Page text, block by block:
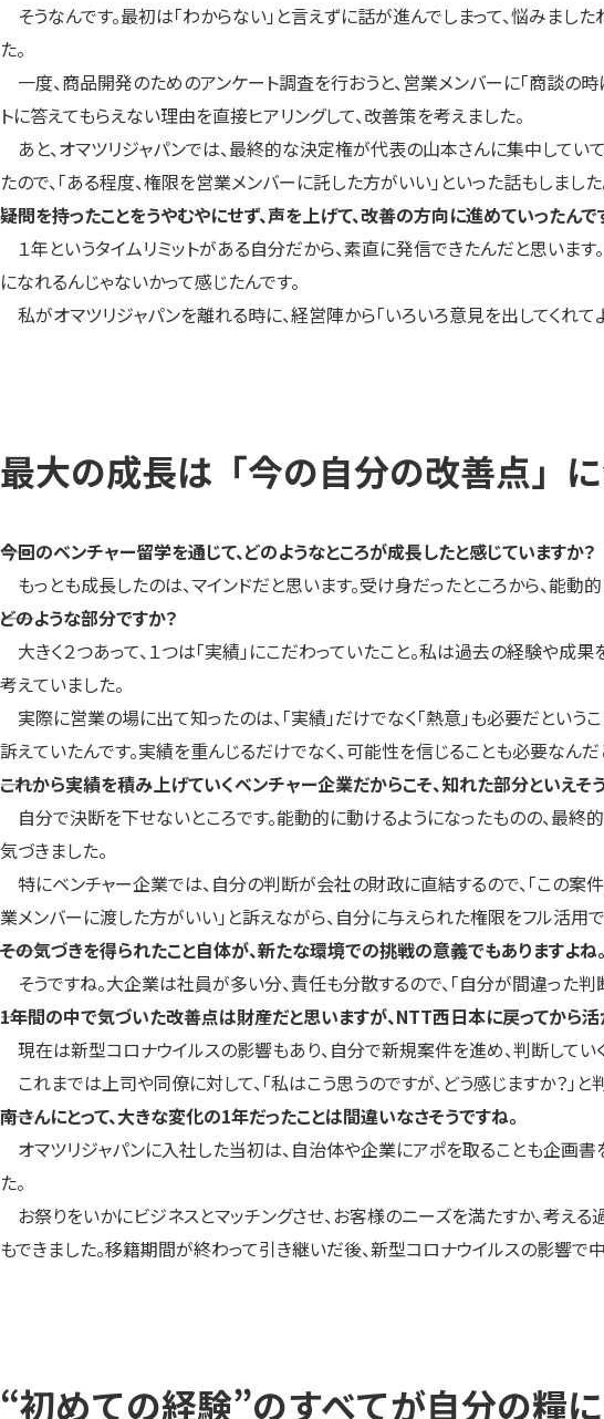
そうなんです。最初は「わからない」と言えずに話が進んでしまって、悩みまし
た。
一度、商品開発のためのアンケート調査を行おうと、営業メンバーに「商談の
トに答えてもらえない理由を直接ヒアリングして、改善策を考えました。
あと、オマツリジャパンでは、最終的な決定権が代表の山本さんに集中してい
たので、「ある程度、権限を営業メンバーに託した方がいい」といった話もしました
――疑問を持ったことをうやむやにせず、声を上げて、改善の方向に進めていったんで
１年というタイムリミットがある自分だから、素直に発信できたんだと思いま
になれるんじゃないかって感じたんです。
私がオマツリジャパンを離れる時に、経営陣から「いろいろ意見を出してくれ
最大の成長は「今の自分の改善点」
――今回のベンチャー留学を通じて、どのようなところが成長したと感じていますか？
もっとも成長したのは、マインドだと思います。受け身だったところから、能
――どのような部分ですか？
大きく２つあって、１つは「実績」にこだわっていたこと。私は過去の経験や成
考えていました。
実際に営業の場に出て知ったのは、「実績」だけでなく「熱意」も必要だという
訴えていたんです。実績を重んじるだけでなく、可能性を信じることも必要なん
――これから実績を積み上げていくベンチャー企業だからこそ、知れた部分といえそ
自分で決断を下せないところです。能動的に動けるようになったものの、最終
気づきました。
特にベンチャー企業では、自分の判断が会社の財政に直結するので、「この案
業メンバーに渡した方がいい」と訴えながら、自分に与えられた権限をフル活用
――その気づきを得られたこと自体が、新たな環境での挑戦の意義でもありますよね。
そうですね。大企業は社員が多い分、責任も分散するので、「自分が間違った
――1年間の中で気づいた改善点は財産だと思いますが、NTT西日本に戻ってから活
現在は新型コロナウイルスの影響もあり、自分で新規案件を進め、判断して
これまでは上司や同僚に対して、「私はこう思うのですが、どう感じますか？」
――南さんにとって、大きな変化の1年だったことは間違いなさそうですね。
オマツリジャパンに入社した当初は、自治体や企業にアポを取ることも企画書
た。
お祭りをいかにビジネスとマッチングさせ、お客様のニーズを満たすか、考え
もできました。移籍期間が終わって引き継いだ後、新型コロナウイルスの影響で
“初めての経験”のすべてが自分の糧